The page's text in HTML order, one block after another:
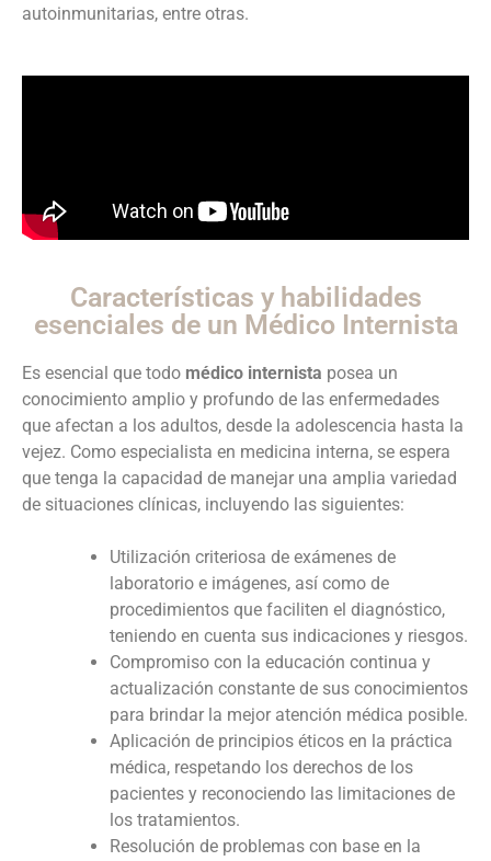
autoinmunitarias, entre otras.
Características y habilidades
esenciales de un Médico Internista
Es esencial que todo médico internista posea un
conocimiento amplio y profundo de las enfermedades
que afectan a los adultos, desde la adolescencia hasta la
vejez. Como especialista en medicina interna, se espera
que tenga la capacidad de manejar una amplia variedad
de situaciones clínicas, incluyendo las siguientes:
Utilización criteriosa de exámenes de
laboratorio e imágenes, así como de
procedimientos que faciliten el diagnóstico,
teniendo en cuenta sus indicaciones y riesgos.
Compromiso con la educación continua y
actualización constante de sus conocimientos
para brindar la mejor atención médica posible.
Aplicación de principios éticos en la práctica
médica, respetando los derechos de los
pacientes y reconociendo las limitaciones de
los tratamientos.
Resolución de problemas con base en la